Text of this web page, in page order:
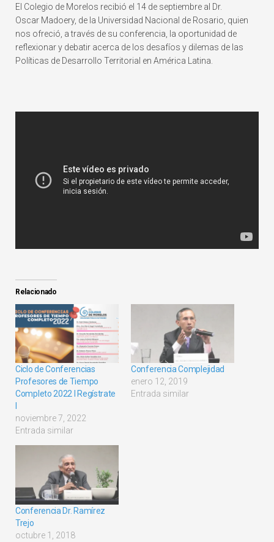
El Colegio de Morelos recibió el 14 de septiembre al Dr.
Oscar Madoery, de la Universidad Nacional de Rosario, quien
nos ofreció, a través de su conferencia, la oportunidad de
reflexionar y debatir acerca de los desafíos y dilemas de las
Políticas de Desarrollo Territorial en América Latina.
Relacionado
Ciclo de Conferencias
Profesores de Tiempo
Completo 2022 I Regístrate
noviembre 7, 2022
Entrada similar
Conferencia Complejidad
enero 12, 2019
Entrada similar
Conferencia Dr. Ramírez
Trejo
octubre 1, 2018